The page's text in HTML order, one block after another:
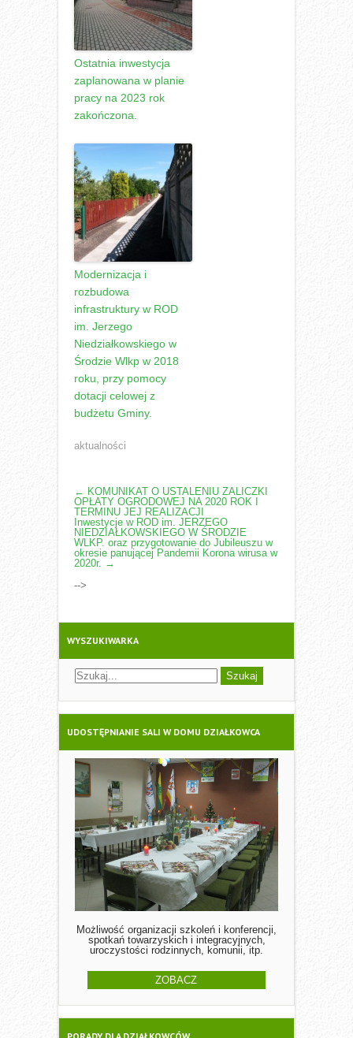
Ostatnia inwestycja
zaplanowana w planie
pracy na 2023 rok
zakończona.
Modernizacja i
rozbudowa
infrastruktury w ROD
im. Jerzego
Niedziałkowskiego w
Środzie Wlkp w 2018
roku, przy pomocy
dotacji celowej z
budżetu Gminy.
aktualności
POST
NAVIGATION
← KOMUNIKAT O USTALENIU ZALICZKI
OPŁATY OGRODOWEJ NA 2020 ROK I
TERMINU JEJ REALIZACJI
Inwestycje w ROD im. JERZEGO
NIEDZIAŁKOWSKIEGO W ŚRODZIE
WLKP. oraz przygotowanie do Jubileuszu w
okresie panującej Pandemii Korona wirusa w
2020r. →
-->
WYSZUKIWARKA
UDOSTĘPNIANIE SALI W DOMU DZIAŁKOWCA
Możliwość organizacji szkoleń i konferencji,
spotkań towarzyskich i integracyjnych,
uroczystości rodzinnych, komunii, itp.
ZOBACZ